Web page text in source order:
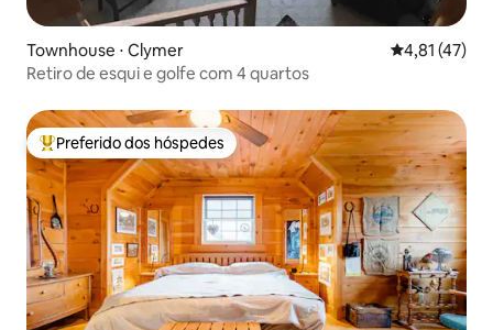
Townhouse ⋅ Clymer 4,81 de uma
4,81 (47)
Retiro de esqui e golfe com 4 quartos
Entre os melhores preferidos dos hóspedes
Preferido dos hóspedes